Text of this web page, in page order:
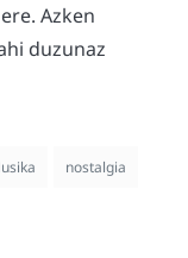
Azken
duzunaz
nostalgia